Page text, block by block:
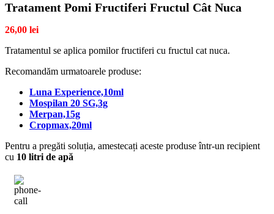
Tratament Pomi Fructiferi Fructul Cât Nuca
26,00 lei
Tratamentul se aplica pomilor fructiferi cu fructul cat nuca.
Recomandăm urmatoarele produse:
Luna Experience,10ml
Mospilan 20 SG,3g
Merpan,15g
Cropmax,20ml
Pentru a pregăti soluția, amestecați aceste produse într-un recipient
cu 10 litri de apă